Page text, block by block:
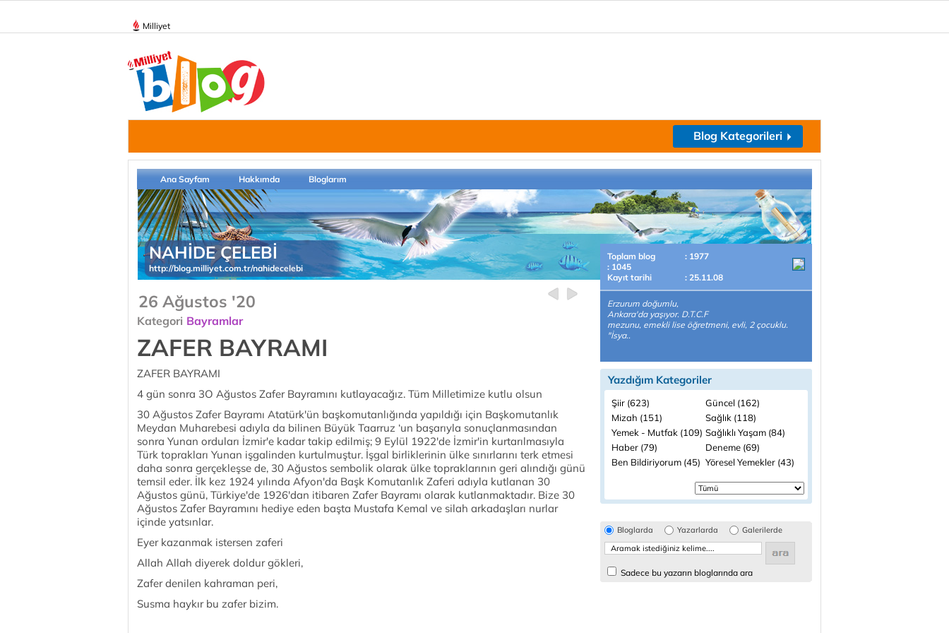
Milliyet
Blog Kategorileri
Ana Sayfam Hakkımda Bloglarım
NAHİDE ÇELEBİ
http://blog.milliyet.com.tr/nahidecelebi
26 Ağustos '20
Kategori Bayramlar
ZAFER BAYRAMI
ZAFER BAYRAMI
4 gün sonra 3O Ağustos Zafer Bayramını kutlayacağız. Tüm Milletimize kutlu olsun
30 Ağustos Zafer Bayramı Atatürk'ün başkomutanlığında yapıldığı için Başkomutanlık
Meydan Muharebesi adıyla da bilinen Büyük Taarruz ‘un başarıyla sonuçlanmasından
sonra Yunan orduları İzmir'e kadar takip edilmiş; 9 Eylül 1922'de İzmir'in kurtarılmasıyla
Türk toprakları Yunan işgalinden kurtulmuştur. İşgal birliklerinin ülke sınırlarını terk etmesi
daha sonra gerçekleşse de, 30 Ağustos sembolik olarak ülke topraklarının geri alındığı günü
temsil eder. İlk kez 1924 yılında Afyon'da Başk Komutanlık Zaferi adıyla kutlanan 30
Ağustos günü, Türkiye'de 1926'dan itibaren Zafer Bayramı olarak kutlanmaktadır. Bize 30
Ağustos Zafer Bayramını hediye eden başta Mustafa Kemal ve silah arkadaşları nurlar
içinde yatsınlar.
Eyer kazanmak istersen zaferi
Allah Allah diyerek doldur gökleri,
Zafer denilen kahraman peri,
Susma haykır bu zafer bizim.
Toplam blog
: 1977
: 1045
Kayıt tarihi
: 25.11.08
Erzurum doğumlu,
Ankara'da yaşıyor. D.T.C.F
mezunu, emekli lise öğretmeni, evli, 2 çocuklu.
"İsya..
Yazdığım Kategoriler
Şiir (623)
Güncel (162)
Mizah (151)
Sağlık (118)
Yemek - Mutfak (109) Sağlıklı Yaşam (84)
Haber (79)
Deneme (69)
Ben Bildiriyorum (45) Yöresel Yemekler (43)
Bloglarda Yazarlarda Galerilerde
Sadece bu yazarın bloglarında ara